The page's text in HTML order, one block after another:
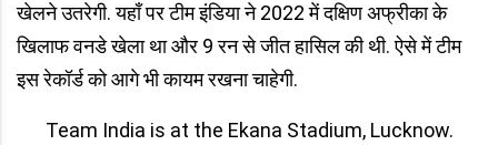
खेलने उतरेगी. यहाँ पर टीम इंडिया ने 2022 में दक्षिण अफ्रीका के
खिलाफ वनडे खेला था और 9 रन से जीत हासिल की थी. ऐसे में टीम
इस रेकॉर्ड को आगे भी कायम रखना चाहेगी.
Team India is at the Ekana Stadium, Lucknow.